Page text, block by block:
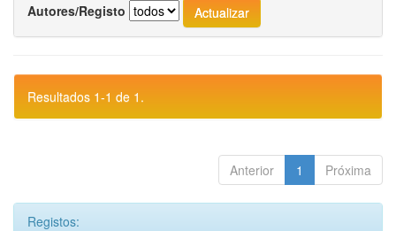
Autores/Registo
Resultados 1-1 de 1.
Anterior 1 Próxima
Registos: